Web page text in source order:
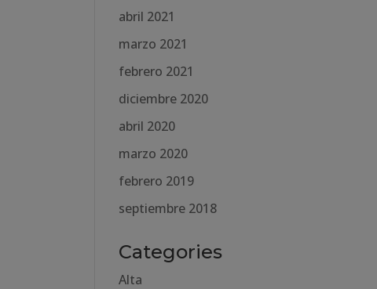
abril 2021
marzo 2021
febrero 2021
diciembre 2020
abril 2020
marzo 2020
febrero 2019
septiembre 2018
Categories
Alta